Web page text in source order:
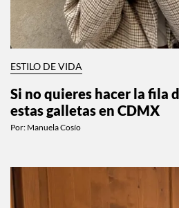
ESTILO DE VIDA
Si no quieres hacer la fila
estas galletas en CDMX
Por: Manuela Cosío